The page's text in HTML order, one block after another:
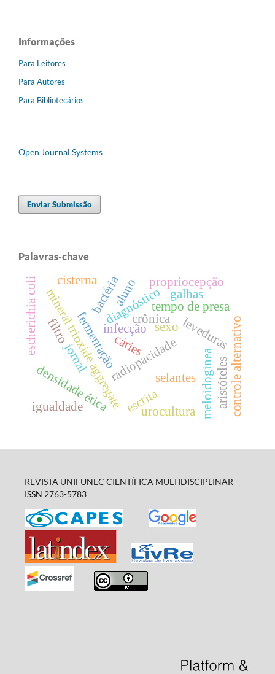
Informações
Para Leitores
Para Autores
Para Bibliotecários
Open Journal Systems
Enviar Submissão
Palavras-chave
diagnósticosexo
mineral trioxide aggregate tempo de presa
radiopacidade
densidade ética selantes
cáries leveduras
fermentação controle alternativo
escrita meloidoginea
galhas
bactéria
urocultura
infecção
propriocepção
aristóteles
igualdade
jornal
crônica
escherichia coli cisterna
filtro
aluno
REVISTA UNIFUNEC CIENTÍFICA MULTIDISCIPLINAR -
ISSN 2763-5783